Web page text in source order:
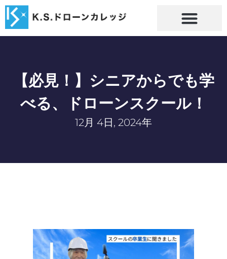
【必見！】シニアからでも学
べる、ドローンスクール！
12月 4日, 2024年